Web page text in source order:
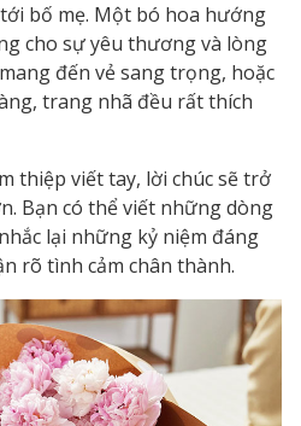
bố mẹ. Một bó hoa hướng
cho sự yêu thương và lòng
đến vẻ sang trọng, hoặc
trang nhã đều rất thích
thiệp viết tay, lời chúc sẽ trở
Bạn có thể viết những dòng
lại những kỷ niệm đáng
rõ tình cảm chân thành.